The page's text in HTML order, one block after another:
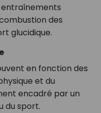
entraînements
des
glucidique.
en fonction des
et du
encadré par un
du sport.